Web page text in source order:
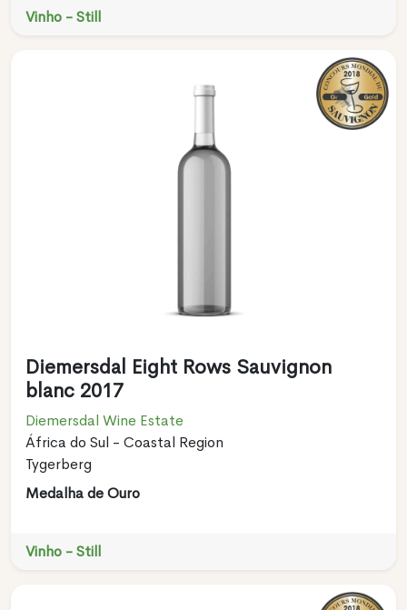
Vinho - Still
Diemersdal Eight Rows Sauvignon
blanc 2017
Diemersdal Wine Estate
África do Sul - Coastal Region
Tygerberg
Medalha de Ouro
Vinho - Still